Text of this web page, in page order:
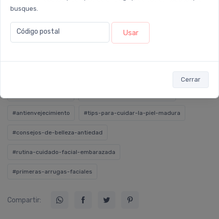
busques.
Código postal Usar
Cerrar
#antienvejecimiento #tips-para-cuidar-la-piel-madura
#consejos-de-belleza-antiedad
#rutina-cuidado-facial-embarazada
#primeras-arrugas-faciales
Compartir: